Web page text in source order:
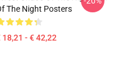
The Night Posters
18,21 - € 42,22